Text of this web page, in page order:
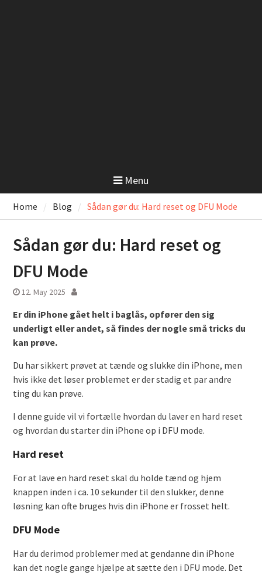
Menu
Home Blog Sådan gør du: Hard reset og DFU Mode
Sådan gør du: Hard reset og
DFU Mode
12. May 2025
Er din iPhone gået helt i baglås, opfører den sig
underligt eller andet, så findes der nogle små tricks du
kan prøve.
Du har sikkert prøvet at tænde og slukke din iPhone, men
hvis ikke det løser problemet er der stadig et par andre
ting du kan prøve.
I denne guide vil vi fortælle hvordan du laver en hard reset
og hvordan du starter din iPhone op i DFU mode.
Hard reset
For at lave en hard reset skal du holde tænd og hjem
knappen inden i ca. 10 sekunder til den slukker, denne
løsning kan ofte bruges hvis din iPhone er frosset helt.
DFU Mode
Har du derimod problemer med at gendanne din iPhone
kan det nogle gange hjælpe at sætte den i DFU mode. Det